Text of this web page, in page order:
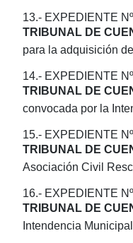
13.- EXPEDIENTE
TRIBUNAL DE
para la adquisición
14.- EXPEDIENTE
TRIBUNAL DE
convocada por la
15.- EXPEDIENTE
TRIBUNAL DE
Asociación Civil
16.- EXPEDIENTE
TRIBUNAL DE
Intendencia